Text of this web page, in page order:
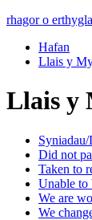
rhagor o
Hafan
Llais y
Llais y
Did not
Taken to
Unable to
We are
We